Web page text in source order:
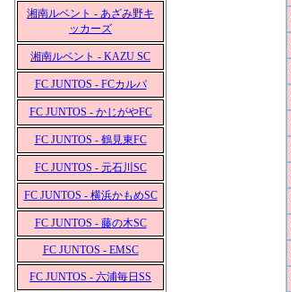
湘南ルベント - あざみ野キ
ッカーズ
湘南ルベント - KAZU SC
FC JUNTOS - FCカルパ
FC JUNTOS - かじがやFC
FC JUNTOS - 鶴見東FC
FC JUNTOS - 元石川SC
FC JUNTOS - 横浜かもめSC
FC JUNTOS - 藤の木SC
FC JUNTOS - EMSC
FC JUNTOS - 六浦毎日SS